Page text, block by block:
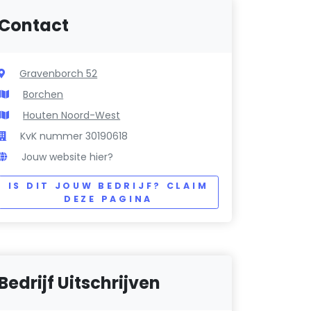
Gravenborch 52
Borchen
Houten Noord-West
KvK nummer 30190618
Jouw website hier?
IS DIT JOUW BEDRIJF? CLAIM
DEZE PAGINA
Uitschrijven